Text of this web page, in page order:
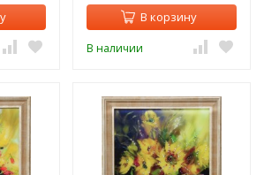
В корзину
В наличии